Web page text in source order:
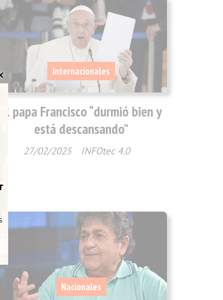
El papa Francisco “durmió bien y
está descansando”
INFOtec 4.0
Internacionales
27/02/2025
Nacionales